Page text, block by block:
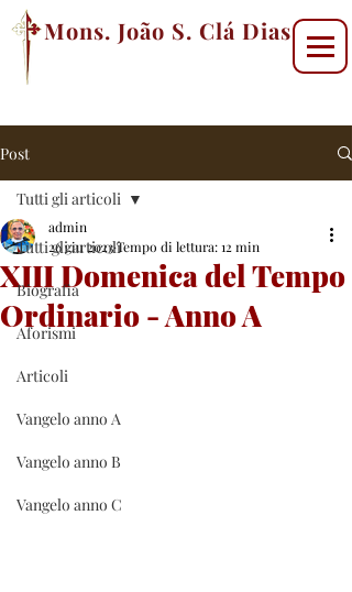
Mons. João S. Clá Dias
Post
Tutti gli articoli
Biografia
Aforismi
Articoli
Vangelo anno A
Vangelo anno B
Vangelo anno C
Tutti gli articoli
XIII Domenica del Tempo
Ordinario - Anno A
admin
26 giu 2023Tempo di lettura: 12 min